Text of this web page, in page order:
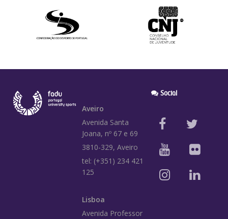
Aveiro
Avenida Santa
Joana, nº 67 e 69
3810-329, Aveiro
tel: (+351) 234 421
125
Lisboa
Avenida Professor
Social